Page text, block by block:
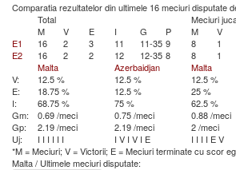
Comparatia rezultatelor din ultimele 16 meciuri disputate
Total
Meciuri
M
V E I G P M V
E1
16 2 3 11 11-35 9 8 1
E2
16 2 2 12 12-35 8 8 1
Malta
Azerbaidjan Malta
V:
12.5 % 12.5 % 12.5 %
E:
18.75 % 12.5 % 25 %
I:
68.75 % 75 % 62.5 %
Gm:
0.69 /meci 0.75 /meci 0.88 /meci
Gp:
2.19 /meci 2.19 /meci 2 /meci
Uj:
I I I I I I I V I V I E I I I I EV
*M = Meciuri; V = Victorii; E = Meciuri terminate cu scor
Malta/ Ultimele meciuri disputate: